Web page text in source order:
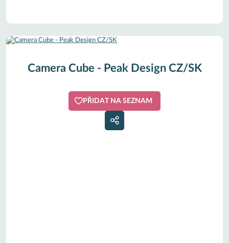
Camera Cube - Peak Design CZ/SK
PŘIDAT NA SEZNAM